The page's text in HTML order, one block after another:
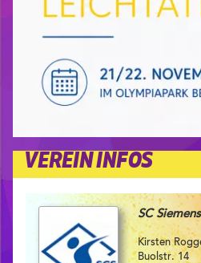
VEREIN INFOS
SC
Kirsten
Buolstr. 14